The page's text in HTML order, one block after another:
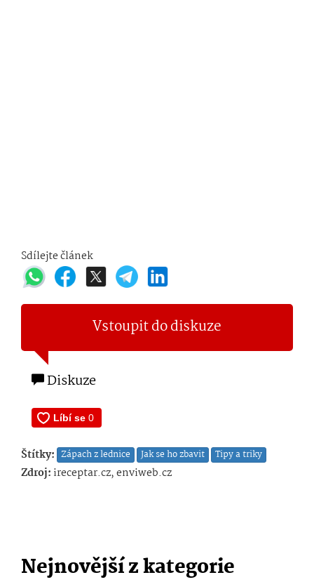
Sdílejte článek
Vstoupit do diskuze
Diskuze
Štítky: Zápach z lednice Jak se ho zbavit Tipy a triky
Zdroj: ireceptar.cz, enviweb.cz
Nejnovější z kategorie